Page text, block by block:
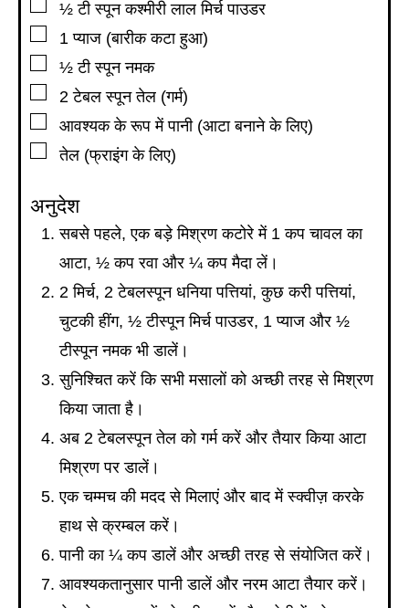
▢
½ टी स्पूनकश्मीरी लाल मिर्च पाउडर
▢
1 प्याज (बारीक कटा हुआ)
▢
½ टी स्पूननमक
▢
2 टेबल स्पून तेल (गर्म)
▢
आवश्यक के रूप में पानी (आटा बनाने के लिए)
▢
तेल (फ्राइंग के लिए)
अनुदेश
सबसे पहले, एक बड़े मिश्रण कटोरे में 1 कप चावल का
आटा, ½ कप रवा और ¼ कप मैदा लें।
2 मिर्च, 2 टेबलस्पून धनिया पत्तियां, कुछ करी पत्तियां,
चुटकी हींग, ½ टीस्पून मिर्च पाउडर, 1 प्याज और ½
टीस्पून नमक भी डालें।
सुनिश्चित करें कि सभी मसालों को अच्छी तरह से मिश्रण
किया जाता है।
अब 2 टेबलस्पून तेल को गर्म करें और तैयार किया आटा
मिश्रण पर डालें।
एक चम्मच की मदद से मिलाएं और बाद में स्क्वीज़ करके
हाथ से क्रम्बल करें।
पानी का ¼ कप डालें और अच्छी तरह से संयोजित करें।
आवश्यकतानुसार पानी डालें और नरम आटा तैयार करें।